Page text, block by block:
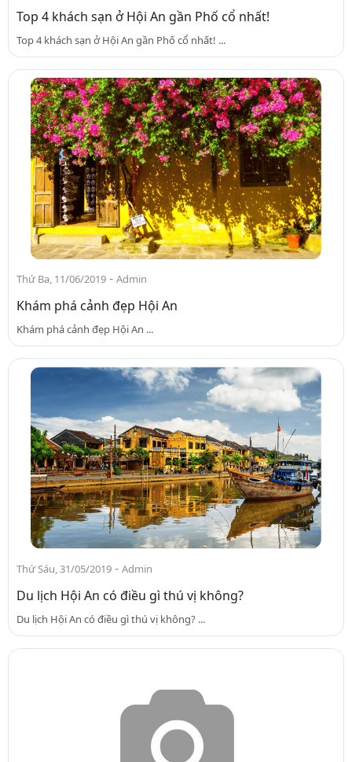
Top 4 khách sạn ở Hội An gần Phố cổ nhất!
Top 4 khách sạn ở Hội An gần Phố cổ nhất! ...
Thứ Ba, 11/06/2019 - Admin
Khám phá cảnh đẹp Hội An
Khám phá cảnh đẹp Hội An ...
Thứ Sáu, 31/05/2019 - Admin
Du lịch Hội An có điều gì thú vị không?
Du lịch Hội An có điều gì thú vị không? ...